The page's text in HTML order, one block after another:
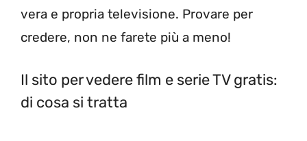
vera e propria televisione. Provare per
credere, non ne farete più a meno!
Il sito per vedere film e serie TV gratis:
di cosa si tratta